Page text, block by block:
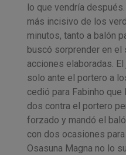
lo que vendría
más incisivo de los
minutos, tanto a balón
buscó sorprender en el
acciones elaboradas.
solo ante el portero a
cedió para Fabinho que
dos contra el portero
forzado y mandó el
con dos ocasiones
Osasuna Magna no lo